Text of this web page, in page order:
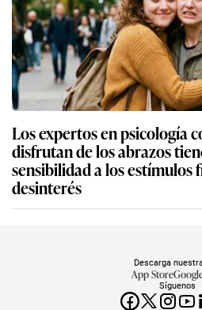
Los expertos en psicología
disfrutan de los abrazos
sensibilidad a los estímulos
desinterés
Síguenos
Descarga
App Store